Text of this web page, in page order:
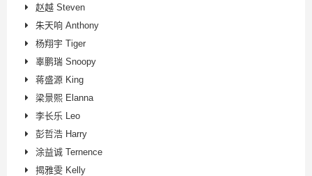
赵越 Steven
朱天响 Anthony
杨翔宇 Tiger
辜鹏瑞 Snoopy
蒋盛源 King
梁景熙 Elanna
李长乐 Leo
彭哲浩 Harry
涂益诚 Ternence
揭雅雯 Kelly